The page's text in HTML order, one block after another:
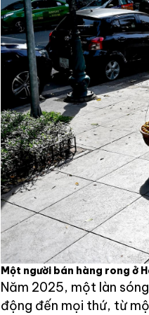
Một người bán hàng rong ở
Năm 2025, một làn
động đến mọi thứ, từ